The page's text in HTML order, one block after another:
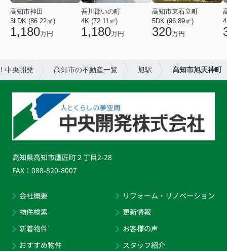
高知市神田
3LDK (86.22㎡)
1,180万円
吾川郡いの町
4K (72.11㎡)
1,180万円
高知市東石立町
5DK (96.89㎡)
320万円
中央開発 高知市の不動産一覧 旭駅 高知市旭天神町
高知県高知市鷹匠町２丁目2-28
FAX： 088-820-8007
会社概要
物件検索
新着物件
おすすめ物件
リフォーム・リノベーション
更新情報
お客様の声
スタッフ紹介